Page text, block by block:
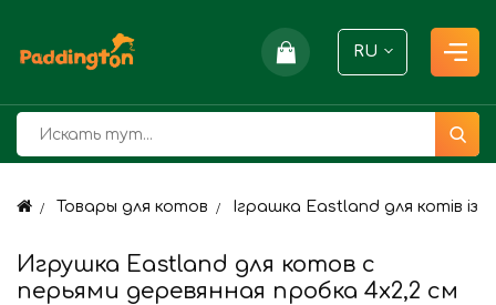
RU
Товары для котов Іграшка Eastland для котів із
Игрушка Eastland для котов с
перьями деревянная пробка 4х2,2 см